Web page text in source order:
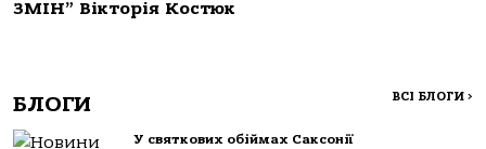
ЗМІН” Вікторія Костюк
БЛОГИ ВСІ БЛОГИ >
У святкових обіймах Саксонії